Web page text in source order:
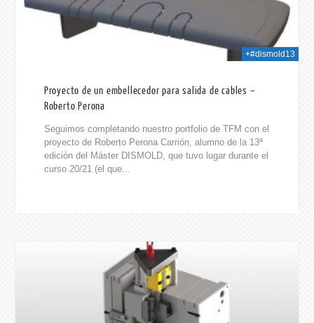
+#dismold13
Proyecto de un embellecedor para salida de cables –
Roberto Perona
Seguimos completando nuestro portfolio de TFM con el
proyecto de Roberto Perona Carrión, alumno de la 13ª
edición del Máster DISMOLD, que tuvo lugar durante el
curso 20/21 (el que...